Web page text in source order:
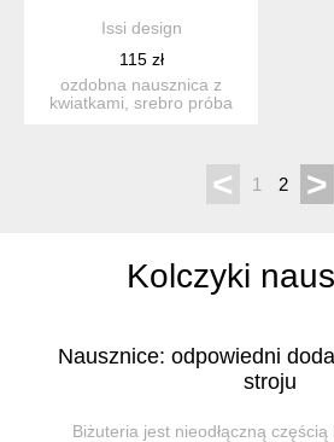
Issi design
115 zł
ozdobna nausznica z
kwiatkami, srebro próba
< 1 2 >
Kolczyki
Nausznice: odpowiedni
stroju
Biżuteria jest nieodłączną